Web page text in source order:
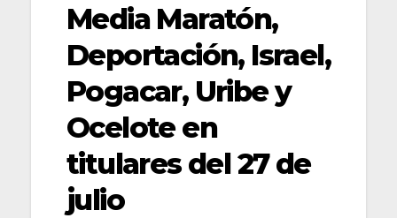
Media Maratón,
Deportación, Israel,
Pogacar, Uribe y
Ocelote en
titulares del 27 de
julio